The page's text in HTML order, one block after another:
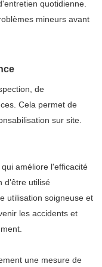
quotidienne.
mineurs avant
de
Cela permet de
sur site.
améliore l'efficacité
d'être utilisé
utilisation soigneuse et
les accidents et
une mesure de